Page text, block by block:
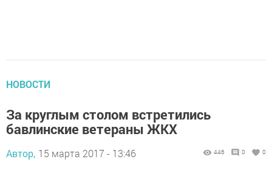
НОВОСТИ
За круглым столом встретились
бавлинские ветераны ЖКХ
Автор, 15 марта 2017 - 13:46 446 0 0